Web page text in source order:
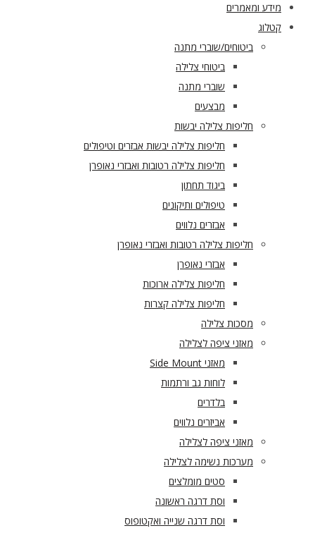
מידע ומאמרים
קטלוג
ביטוחים/שוברי מתנה
ביטוחי צלילה
שוברי מתנה
מבצעים
חליפות צלילה יבשות
חליפות צלילה יבשות אבזרים וטיפולים
חליפות צלילה רטובות ואבזרי נאופרן
ביגוד תחתון
טיפולים ותיקונים
אבזרים נלווים
חליפות צלילה רטובות ואבזרי נאופרן
אבזרי נאופרן
חליפות צלילה ארוכות
חליפות צלילה קצרות
מסכות צלילה
מאזני ציפה לצלילה
מאזני Side Mount
לוחות גב ורתמות
בלדרים
אביזרים נלווים
מאזני ציפה לצלילה
מערכות נשימה לצלילה
סטים מומלצים
וסת דרגה ראשונה
וסת דרגה שנייה ואקטופוס